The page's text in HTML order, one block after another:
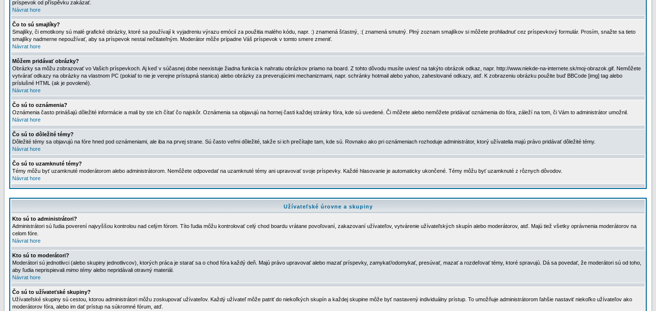
príspevok od příspěvku zakázať.
Návrat hore
Čo to sú smajlíky?
Smajlíky, či emotikony sú malé grafické obrázky, ktoré sa používají k vyjadreniu výrazu emócií za použitia malého kódu, napr. :) znamená šťastný, :( znamená smutný. Plný zoznam smajlíkov si môžete prohliadnuť cez príspevkový formulár. Prosím, snažte sa tieto
smajlíky nadmerne nepoužívať, aby sa príspevok nestal nečitateľným. Moderátor môže prípadne Váš príspevok v tomto smere zmeniť.
Návrat hore
Môžem pridávať obrázky?
Obrázky sa môžu zobrazovať vo Vašich príspevkoch. Aj keď v súčasnej dobe neexistuje žiadna funkcia k nahratiu obrázkov priamo na board. Z tohto dôvodu musíte uviesť na takýto obrázok odkaz, napr. http://www.niekde-na-internete.sk/moj-obrazok.gif. Nemôžete
vytvárať odkazy na obrázky na vlastnom PC (pokiaľ to nie je verejne prístupná stanica) alebo obrázky za preverujúcimi mechanizmami, napr. schránky hotmail alebo yahoo, zaheslované odkazy, atď. K zobrazeniu obrázku použite buď BBCode [img] tag alebo
príslušné HTML (ak je povolené).
Návrat hore
Čo sú to oznámenia?
Oznámenia často prinášajú dôležité informácie a mali by ste ich čítať čo najskôr. Oznámenia sa objavujú na hornej časti každej stránky fóra, kde sú uvedené. Či môžete alebo nemôžete pridávať oznámenia do fóra, záleží na tom, či Vám to administrátor umožnil.
Návrat hore
Čo sú to dôležité témy?
Dôležité témy sa objavujú na fóre hned pod oznámeniami, ale iba na prvej strane. Sú často veľmi dôležité, takže si ich prečítajte tam, kde sú. Rovnako ako pri oznámeniach rozhoduje administrátor, ktorý užívatelia majú právo pridávať dôležité témy.
Návrat hore
Čo sú to uzamknuté témy?
Témy môžu byť uzamknuté moderátorom alebo administrátorom. Nemôžete odpovedať na uzamknuté témy ani upravovať svoje príspevky. Každé hlasovanie je automaticky ukončené. Témy môžu byť uzamknuté z rôznych dôvodov.
Návrat hore
Užívateľské úrovne a skupiny
Kto sú to administrátori?
Administrátori sú ľudia poverení najvyššou kontrolou nad celým fórom. Títo ľudia môžu kontrolovať celý chod boardu vrátane povoľovaní, zakazovaní užívateľov, vytvárenie užívateľských skupín alebo moderátorov, atď. Majú tiež všetky oprávnenia moderátorov na
celom fóre.
Návrat hore
Kto sú to moderátori?
Moderátori sú jednotlivci (alebo skupiny jednotlivcov), ktorých práca je starať sa o chod fóra každý deň. Majú právo upravovať alebo mazať príspevky, zamykať/odomykať, presúvať, mazať a rozdeľovať témy, ktoré spravujú. Dá sa povedať, že moderátori sú od toho,
aby ľudia neprispievali mimo témy alebo nepridávali otravný materiál.
Návrat hore
Čo sú to užívateťské skupiny?
Užívateľské skupiny sú cestou, ktorou administrátori môžu zoskupovať užívateľov. Každý užívateľ môže patriť do niekoľkých skupín a každej skupine môže byť nastavený individuálny prístup. To umožňuje administrátorom ľahšie nastaviť niekoľko užívateľov ako
moderátorov fóra, alebo im dať prístup na súkromné fórum, atď.